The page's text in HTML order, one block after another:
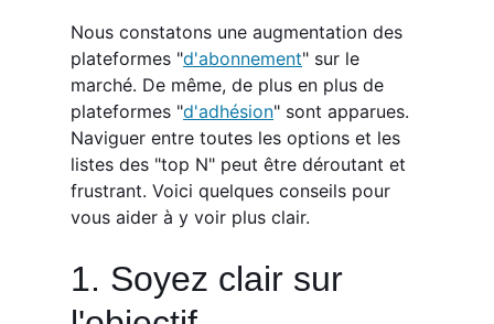
Nous constatons une augmentation des
plateformes "d'abonnement" sur le
marché. De même, de plus en plus de
plateformes "d'adhésion" sont apparues.
Naviguer entre toutes les options et les
listes des "top N" peut être déroutant et
frustrant. Voici quelques conseils pour
vous aider à y voir plus clair.
1. Soyez clair sur